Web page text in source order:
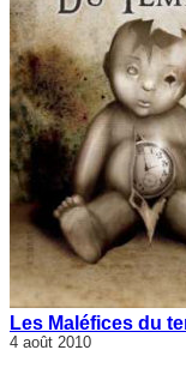
Les Maléfices du
4 août 2010